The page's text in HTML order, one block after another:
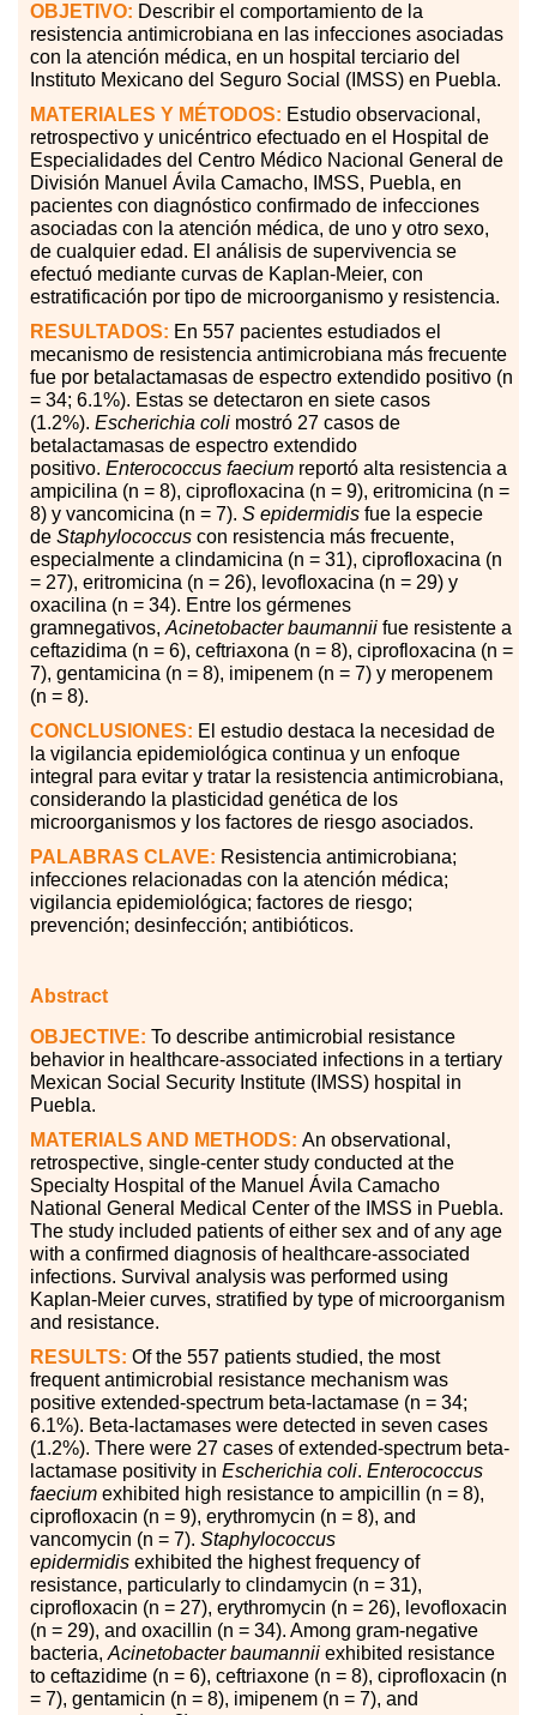
OBJETIVO: Describir el comportamiento de la
resistencia antimicrobiana en las infecciones asociadas
con la atención médica, en un hospital terciario del
Instituto Mexicano del Seguro Social (IMSS) en Puebla.
MATERIALES Y MÉTODOS: Estudio observacional,
retrospectivo y unicéntrico efectuado en el Hospital de
Especialidades del Centro Médico Nacional General de
División Manuel Ávila Camacho, IMSS, Puebla, en
pacientes con diagnóstico confirmado de infecciones
asociadas con la atención médica, de uno y otro sexo,
de cualquier edad. El análisis de supervivencia se
efectuó mediante curvas de Kaplan-Meier, con
estratificación por tipo de microorganismo y resistencia.
RESULTADOS: En 557 pacientes estudiados el
mecanismo de resistencia antimicrobiana más frecuente
fue por betalactamasas de espectro extendido positivo (n
= 34; 6.1%). Estas se detectaron en siete casos
(1.2%). Escherichia coli mostró 27 casos de
betalactamasas de espectro extendido
positivo. Enterococcus faecium reportó alta resistencia a
ampicilina (n = 8), ciprofloxacina (n = 9), eritromicina (n =
8) y vancomicina (n = 7). S epidermidis fue la especie
de Staphylococcus con resistencia más frecuente,
especialmente a clindamicina (n = 31), ciprofloxacina (n
= 27), eritromicina (n = 26), levofloxacina (n = 29) y
oxacilina (n = 34). Entre los gérmenes
gramnegativos, Acinetobacter baumannii fue resistente a
ceftazidima (n = 6), ceftriaxona (n = 8), ciprofloxacina (n =
7), gentamicina (n = 8), imipenem (n = 7) y meropenem
(n = 8).
CONCLUSIONES: El estudio destaca la necesidad de
la vigilancia epidemiológica continua y un enfoque
integral para evitar y tratar la resistencia antimicrobiana,
considerando la plasticidad genética de los
microorganismos y los factores de riesgo asociados.
PALABRAS CLAVE: Resistencia antimicrobiana;
infecciones relacionadas con la atención médica;
vigilancia epidemiológica; factores de riesgo;
prevención; desinfección; antibióticos.
Abstract
OBJECTIVE: To describe antimicrobial resistance
behavior in healthcare-associated infections in a tertiary
Mexican Social Security Institute (IMSS) hospital in
Puebla.
MATERIALS AND METHODS: An observational,
retrospective, single-center study conducted at the
Specialty Hospital of the Manuel Ávila Camacho
National General Medical Center of the IMSS in Puebla.
The study included patients of either sex and of any age
with a confirmed diagnosis of healthcare-associated
infections. Survival analysis was performed using
Kaplan-Meier curves, stratified by type of microorganism
and resistance.
RESULTS: Of the 557 patients studied, the most
frequent antimicrobial resistance mechanism was
positive extended-spectrum beta-lactamase (n = 34;
6.1%). Beta-lactamases were detected in seven cases
(1.2%). There were 27 cases of extended-spectrum beta-
lactamase positivity in Escherichia coli. Enterococcus
faecium exhibited high resistance to ampicillin (n = 8),
ciprofloxacin (n = 9), erythromycin (n = 8), and
vancomycin (n = 7). Staphylococcus
epidermidis exhibited the highest frequency of
resistance, particularly to clindamycin (n = 31),
ciprofloxacin (n = 27), erythromycin (n = 26), levofloxacin
(n = 29), and oxacillin (n = 34). Among gram-negative
bacteria, Acinetobacter baumannii exhibited resistance
to ceftazidime (n = 6), ceftriaxone (n = 8), ciprofloxacin (n
= 7), gentamicin (n = 8), imipenem (n = 7), and